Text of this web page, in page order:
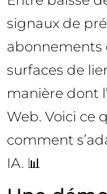
signaux de
abonnements
surfaces de
manière dont
Web. Voici ce
comment
IA. 📊